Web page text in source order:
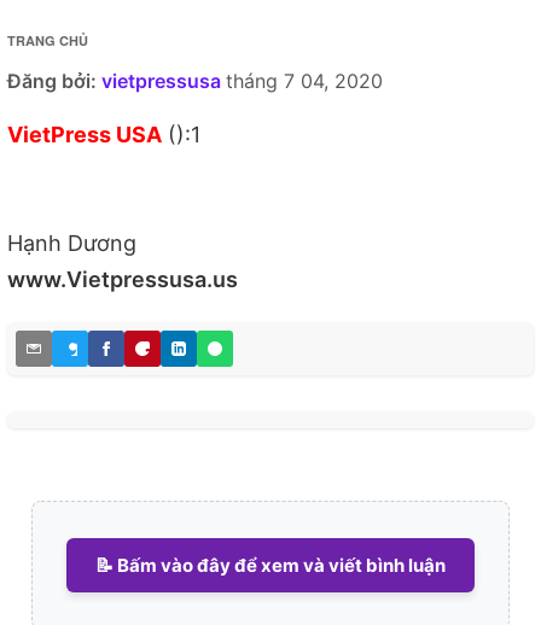
TRANG CHỦ
Đăng bởi: vietpressusa tháng 7 04, 2020
VietPress USA ():1
Hạnh Dương
www.Vietpressusa.us
📝 Bấm vào đây để xem và viết bình luận